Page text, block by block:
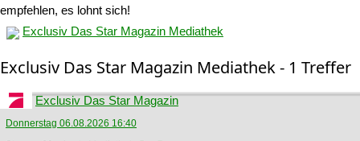
empfehlen, es lohnt sich!
Exclusiv Das Star Magazin Mediathek
Exclusiv Das Star Magazin Mediathek - 1 Treffer
Exclusiv Das Star Magazin
Donnerstag 06.08.2026 16:40